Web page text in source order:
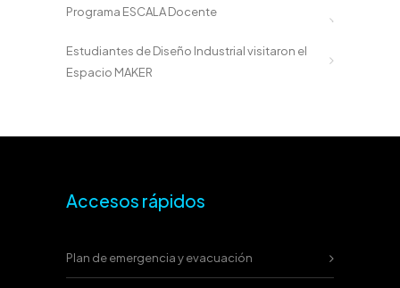
Programa ESCALA Docente
Estudiantes de Diseño Industrial visitaron el
Espacio MAKER
Accesos rápidos
Plan de emergencia y evacuación